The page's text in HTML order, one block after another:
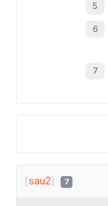
[sau2] 7